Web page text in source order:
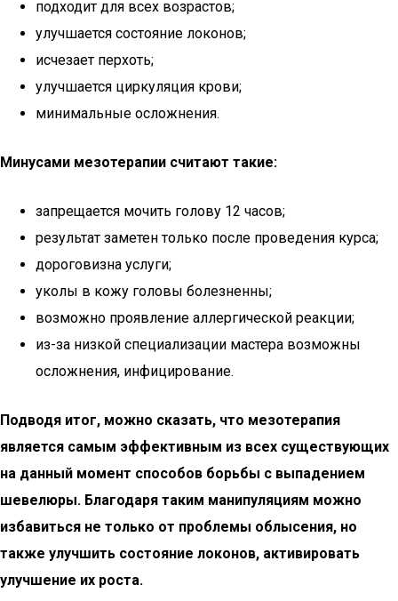
подходит для всех возрастов;
улучшается состояние локонов;
исчезает перхоть;
улучшается циркуляция крови;
минимальные осложнения.
Минусами мезотерапии считают такие:
запрещается мочить голову 12 часов;
результат заметен только после проведения курса;
дороговизна услуги;
уколы в кожу головы болезненны;
возможно проявление аллергической реакции;
из-за низкой специализации мастера возможны
осложнения, инфицирование.
Подводя итог, можно сказать, что мезотерапия
является самым эффективным из всех существующих
на данный момент способов борьбы с выпадением
шевелюры. Благодаря таким манипуляциям можно
избавиться не только от проблемы облысения, но
также улучшить состояние локонов, активировать
улучшение их роста.